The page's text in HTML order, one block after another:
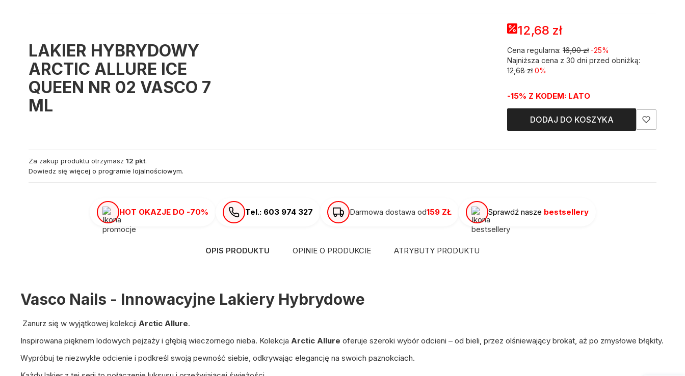
LAKIER HYBRYDOWY
ARCTIC ALLURE ICE
QUEEN NR 02 VASCO 7
ML
12,68 zł
Cena regularna: 16,90 zł -25%
Najniższa cena z 30 dni przed obniżką:
12,68 zł 0%
-15% Z KODEM: LATO
DODAJ DO KOSZYKA
Za zakup produktu otrzymasz 12 pkt.
Dowiedz się więcej o programie lojalnościowym.
HOT OKAZJE DO -70% Tel.: 603 974 327 Darmowa dostawa od159 ZŁ Sprawdź nasze bestsellery
OPIS PRODUKTU OPINIE O PRODUKCIE ATRYBUTY PRODUKTU
Vasco Nails - Innowacyjne Lakiery Hybrydowe
Zanurz się w wyjątkowej kolekcji Arctic Allure.
Inspirowana pięknem lodowych pejzaży i głębią wieczornego nieba. Kolekcja Arctic Allure oferuje szeroki wybór odcieni – od bieli, przez olśniewający brokat, aż po zmysłowe błękity.
Wypróbuj te niezwykłe odcienie i podkreśl swoją pewność siebie, odkrywając elegancję na swoich paznokciach.